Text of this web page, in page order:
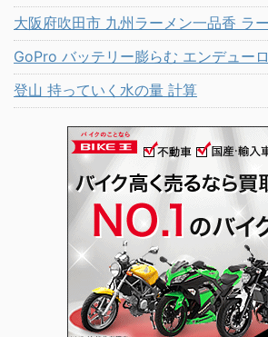
大阪府吹田市 九州ラーメン一品香 ラ
GoPro バッテリー膨らむ エンデュー
登山 持っていく水の量 計算